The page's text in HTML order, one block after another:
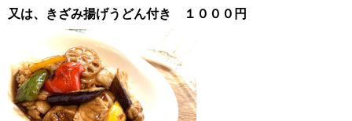
又は、きざみ揚げうどん付き １０００円